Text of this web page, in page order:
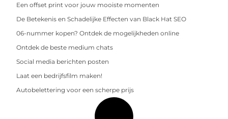
Een offset print voor jouw mooiste momenten
De Betekenis en Schadelijke Effecten van Black Hat SEO
06-nummer kopen? Ontdek de mogelijkheden online
Ontdek de beste medium chats
Social media berichten posten
Laat een bedrijfsfilm maken!
Autobelettering voor een scherpe prijs